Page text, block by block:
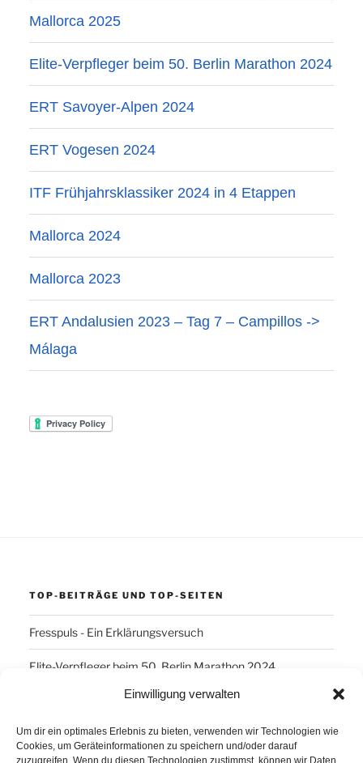
Einwilligung verwalten
Um dir ein optimales Erlebnis zu bieten, verwenden wir Technologien wie
Cookies, um Geräteinformationen zu speichern und/oder darauf
zuzugreifen. Wenn du diesen Technologien zustimmst, können wir Daten
Mallorca 2025
Elite-Verpfleger beim 50. Berlin Marathon 2024
ERT Savoyer-Alpen 2024
ERT Vogesen 2024
ITF Frühjahrsklassiker 2024 in 4 Etappen
Mallorca 2024
Mallorca 2023
ERT Andalusien 2023 – Tag 7 – Campillos ->
Málaga
TOP-BEITRÄGE UND TOP-SEITEN
Fresspuls - Ein Erklärungsversuch
Elite-Verpfleger beim 50. Berlin Marathon 2024
Arber Daum Ergo 8i ErgoPlanet Frühsport